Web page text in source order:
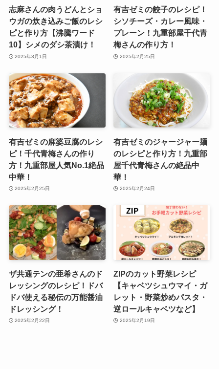
志麻さんの肉うどんとショ
ウガの炊き込みご飯のレシ
ピと作り方【沸騰ワード
10】シメのダシ茶漬け！
2025年3月1日
有吉ゼミの餃子のレシピ！
シソチーズ・カレー風味・
プレーン！九重部屋千代青
梅さんの作り方！
2025年2月25日
有吉ゼミの麻婆豆腐のレシ
ピ！千代青梅さんの作り
方！九重部屋人気No.1絶品
中華！
2025年2月25日
有吉ゼミのジャージャー麺
のレシピと作り方！九重部
屋千代青梅さんの絶品中
華！
2025年2月24日
ザ共通テンの亜希さんのド
レッシングのレシピ！ドバ
ドバ使える秘伝の万能醤油
ドレッシング！
2025年2月22日
ZIPのカット野菜レシピ
【キャベツシュウマイ・ガ
レット・野菜炒めパスタ・
逆ロールキャベツなど】
2025年2月19日